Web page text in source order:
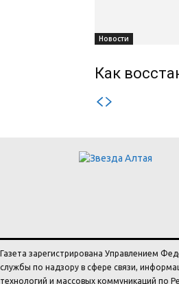
Новости
Как
Газета зарегистрирована Управлением
службы по надзору в сфере связи,
технологий и массовых коммуникаций по